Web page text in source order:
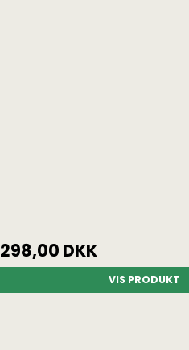
298,00 DKK
VIS PRODUKT